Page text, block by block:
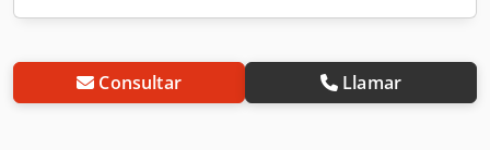
Consultar Llamar